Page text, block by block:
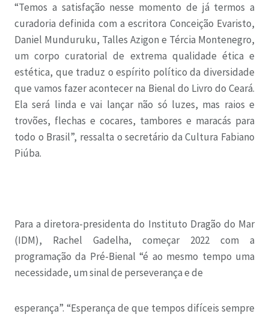
“Temos a satisfação nesse momento de já termos a
curadoria definida com a escritora Conceição Evaristo,
Daniel Munduruku, Talles Azigon e Tércia Montenegro,
um corpo curatorial de extrema qualidade ética e
estética, que traduz o espírito político da diversidade
que vamos fazer acontecer na Bienal do Livro do Ceará.
Ela será linda e vai lançar não só luzes, mas raios e
trovões, flechas e cocares, tambores e maracás para
todo o Brasil”, ressalta o secretário da Cultura Fabiano
Piúba.
Para a diretora-presidenta do Instituto Dragão do Mar
(IDM), Rachel Gadelha, começar 2022 com a
programação da Pré-Bienal “é ao mesmo tempo uma
necessidade, um sinal de perseverança e de
esperança”. “Esperança de que tempos difíceis sempre